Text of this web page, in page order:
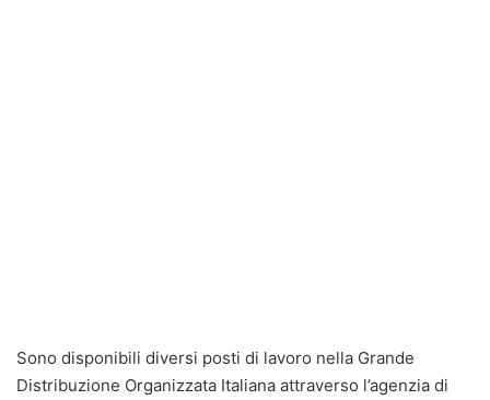
Sono disponibili diversi posti di lavoro nella Grande
Distribuzione Organizzata Italiana attraverso l’agenzia di